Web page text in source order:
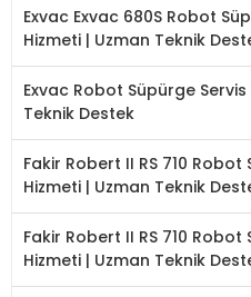
Exvac Exvac 680S Robot
Hizmeti | Uzman Teknik
Exvac Robot Süpürge
Teknik Destek
Fakir Robert II RS 710
Hizmeti | Uzman Teknik
Fakir Robert II RS 710
Hizmeti | Uzman Teknik